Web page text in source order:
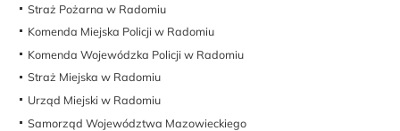
Straż Pożarna w Radomiu
Komenda Miejska Policji w Radomiu
Komenda Wojewódzka Policji w Radomiu
Straż Miejska w Radomiu
Urząd Miejski w Radomiu
Samorząd Województwa Mazowieckiego